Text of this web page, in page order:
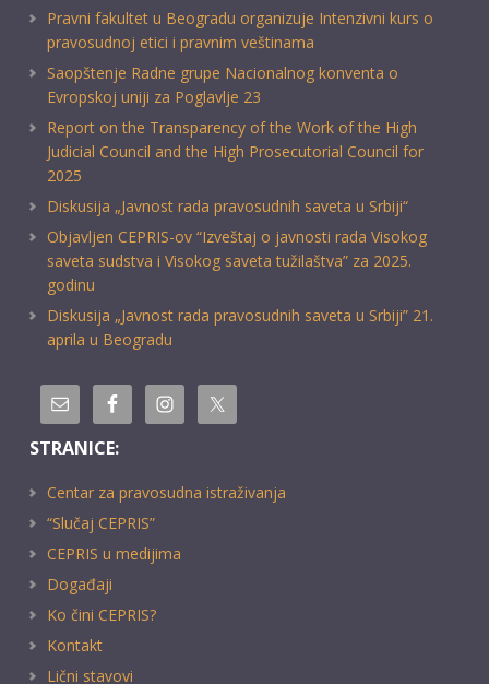
Pravni fakultet u Beogradu organizuje Intenzivni kurs o
pravosudnoj etici i pravnim veštinama
Saopštenje Radne grupe Nacionalnog konventa o
Evropskoj uniji za Poglavlje 23
Report on the Transparency of the Work of the High
Judicial Council and the High Prosecutorial Council for
2025
Diskusija „Javnost rada pravosudnih saveta u Srbiji“
Objavljen CEPRIS-ov “Izveštaj o javnosti rada Visokog
saveta sudstva i Visokog saveta tužilaštva” za 2025.
godinu
Diskusija „Javnost rada pravosudnih saveta u Srbiji” 21.
aprila u Beogradu
STRANICE:
Centar za pravosudna istraživanja
“Slučaj CEPRIS”
CEPRIS u medijima
Događaji
Ko čini CEPRIS?
Kontakt
Lični stavovi